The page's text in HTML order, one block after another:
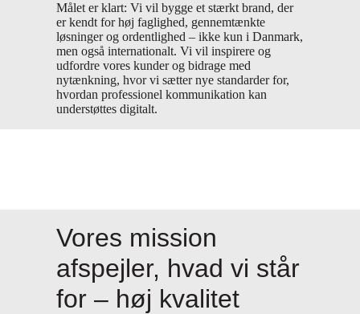
Målet er klart: Vi vil bygge et stærkt brand, der
er kendt for høj faglighed, gennemtænkte
løsninger og ordentlighed – ikke kun i Danmark,
men også internationalt. Vi vil inspirere og
udfordre vores kunder og bidrage med
nytænkning, hvor vi sætter nye standarder for,
hvordan professionel kommunikation kan
understøttes digitalt.
Vores mission
afspejler, hvad vi står
for – høj kvalitet